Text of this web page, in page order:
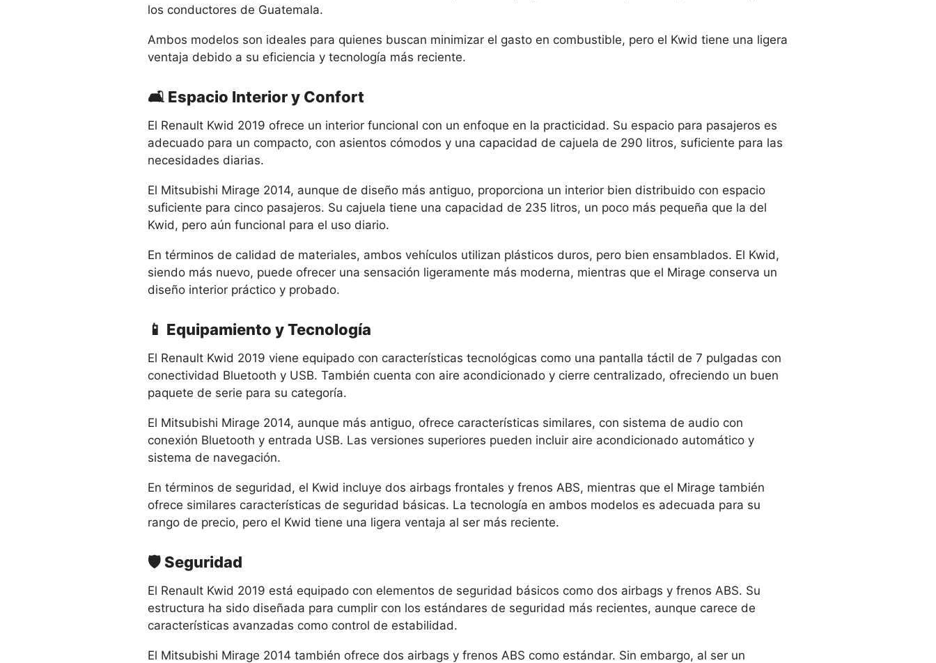
los conductores de Guatemala.
Ambos modelos son ideales para quienes buscan minimizar el gasto en combustible, pero el Kwid tiene una ligera
ventaja debido a su eficiencia y tecnología más reciente.
🛋️ Espacio Interior y Confort
El Renault Kwid 2019 ofrece un interior funcional con un enfoque en la practicidad. Su espacio para pasajeros es
adecuado para un compacto, con asientos cómodos y una capacidad de cajuela de 290 litros, suficiente para las
necesidades diarias.
El Mitsubishi Mirage 2014, aunque de diseño más antiguo, proporciona un interior bien distribuido con espacio
suficiente para cinco pasajeros. Su cajuela tiene una capacidad de 235 litros, un poco más pequeña que la del
Kwid, pero aún funcional para el uso diario.
En términos de calidad de materiales, ambos vehículos utilizan plásticos duros, pero bien ensamblados. El Kwid,
siendo más nuevo, puede ofrecer una sensación ligeramente más moderna, mientras que el Mirage conserva un
diseño interior práctico y probado.
📱 Equipamiento y Tecnología
El Renault Kwid 2019 viene equipado con características tecnológicas como una pantalla táctil de 7 pulgadas con
conectividad Bluetooth y USB. También cuenta con aire acondicionado y cierre centralizado, ofreciendo un buen
paquete de serie para su categoría.
El Mitsubishi Mirage 2014, aunque más antiguo, ofrece características similares, con sistema de audio con
conexión Bluetooth y entrada USB. Las versiones superiores pueden incluir aire acondicionado automático y
sistema de navegación.
En términos de seguridad, el Kwid incluye dos airbags frontales y frenos ABS, mientras que el Mirage también
ofrece similares características de seguridad básicas. La tecnología en ambos modelos es adecuada para su
rango de precio, pero el Kwid tiene una ligera ventaja al ser más reciente.
🛡️ Seguridad
El Renault Kwid 2019 está equipado con elementos de seguridad básicos como dos airbags y frenos ABS. Su
estructura ha sido diseñada para cumplir con los estándares de seguridad más recientes, aunque carece de
características avanzadas como control de estabilidad.
El Mitsubishi Mirage 2014 también ofrece dos airbags y frenos ABS como estándar. Sin embargo, al ser un